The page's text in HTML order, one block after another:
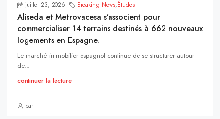
juillet 23, 2026 Breaking News,Études
Aliseda et Metrovacesa s’associent pour
commercialiser 14 terrains destinés à 662 nouveaux
logements en Espagne.
Le marché immobilier espagnol continue de se structurer autour
de...
continuer la lecture
par